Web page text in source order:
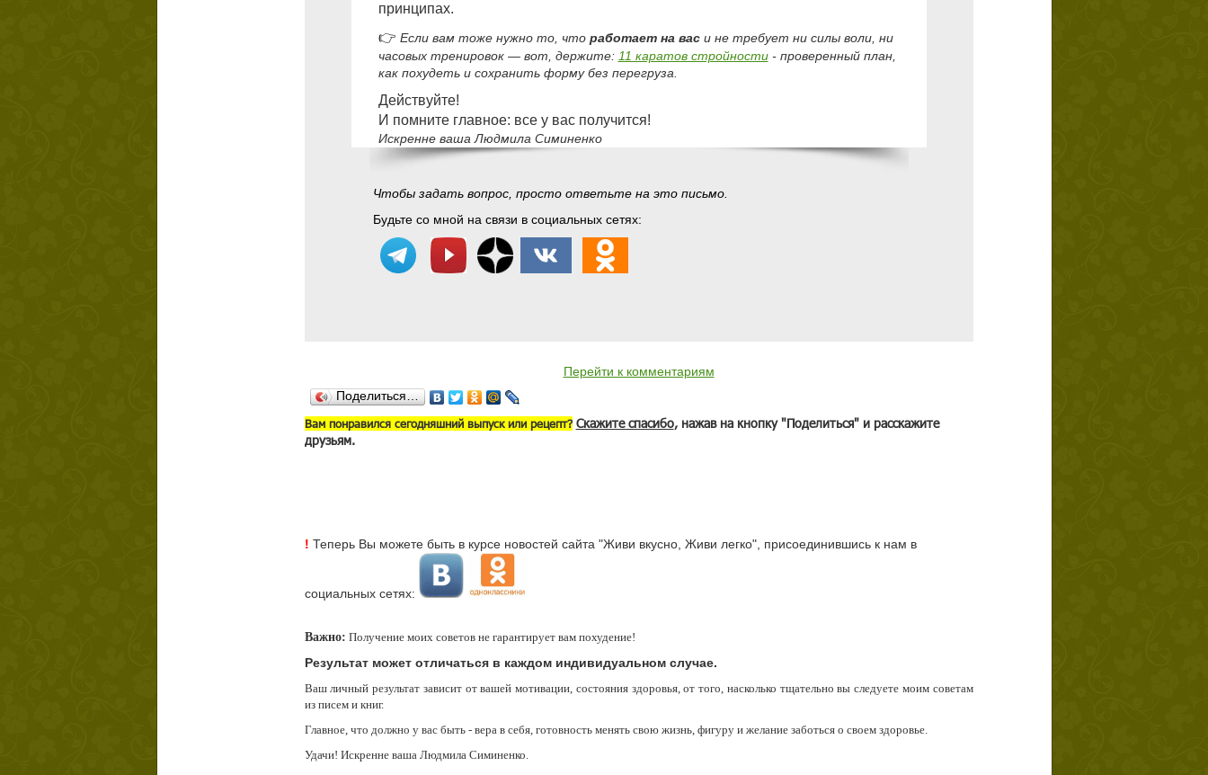
принципах.
👉 Если вам тоже нужно то, что работает на васи не требует ни силы воли, ни
часовых тренировок — вот, держите: 11 каратов стройности- проверенный план,
как похудеть и сохранить форму без перегруза.
Действуйте!
И помните главное: все у вас получится!
Искренне ваша Людмила Симиненко
Чтобы задать вопрос, просто ответьте на это письмо.
Будьте со мной на связи в социальных сетях:
Перейти к комментариям
Поделиться…
Вам понравился сегодняшний выпуск или рецепт? Скажите спасибо, нажав на кнопку "Поделиться" и расскажите
друзьям.
! Теперь Вы можете быть в курсе новостей сайта "Живи вкусно, Живи легко", присоединившись к нам в
социальных сетях:
Важно: Получение моих советов не гарантирует вам похудение!
Результат может отличаться в каждом индивидуальном случае.
Ваш личный результат зависит от вашей мотивации, состояния здоровья, от того, насколько тщательно вы следуете моим советам
из писем и книг.
Главное, что должно у вас быть - вера в себя, готовность менять свою жизнь, фигуру и желание заботься о своем здоровье.
Удачи! Искренне ваша Людмила Симиненко.